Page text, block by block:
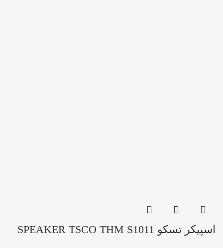
اسپیکر تسکو SPEAKER TSCO THM S1011